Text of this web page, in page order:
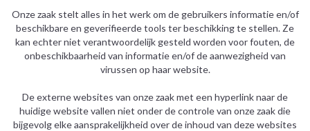
Onze zaak stelt alles in het werk om de gebruikers informatie en/of
beschikbare en geverifieerde tools ter beschikking te stellen. Ze
kan echter niet verantwoordelijk gesteld worden voor fouten, de
onbeschikbaarheid van informatie en/of de aanwezigheid van
virussen op haar website.
De externe websites van onze zaak met een hyperlink naar de
huidige website vallen niet onder de controle van onze zaak die
bijgevolg elke aansprakelijkheid over de inhoud van deze websites